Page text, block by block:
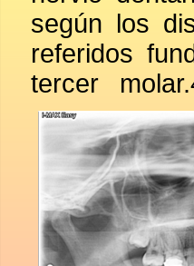
según los
referidos
tercer